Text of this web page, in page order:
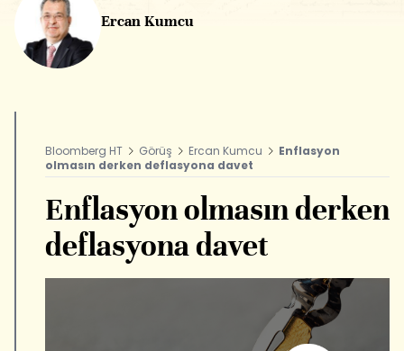
Ercan Kumcu
Bloomberg HT Görüş Ercan Kumcu
Enflasyon
olmasın derken deflasyona davet
Enflasyon olmasın derken
deflasyona davet